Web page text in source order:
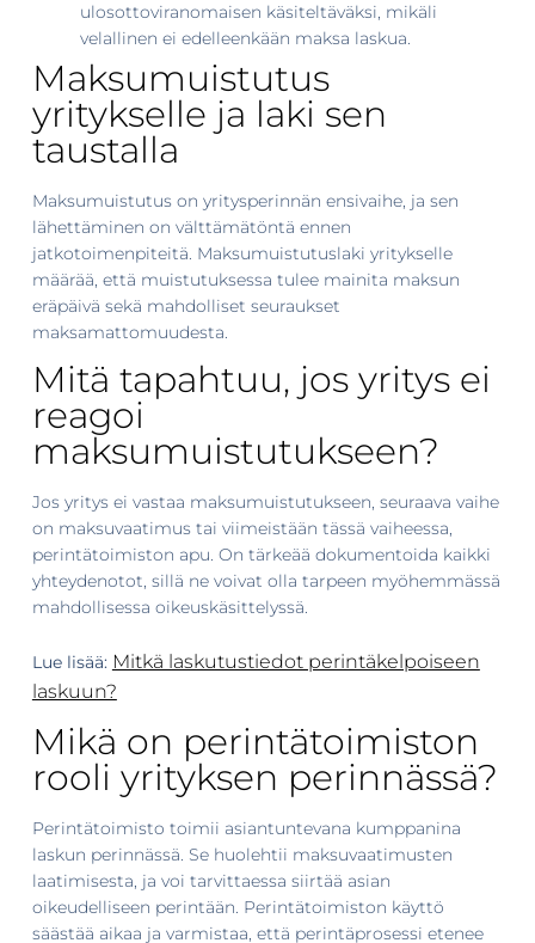
ulosottoviranomaisen käsiteltäväksi, mikäli
velallinen ei edelleenkään maksa laskua.
Maksumuistutus
yritykselle ja laki sen
taustalla
Maksumuistutus on yritysperinnän ensivaihe, ja sen
lähettäminen on välttämätöntä ennen
jatkotoimenpiteitä. Maksumuistutuslaki yritykselle
määrää, että muistutuksessa tulee mainita maksun
eräpäivä sekä mahdolliset seuraukset
maksamattomuudesta.
Mitä tapahtuu, jos yritys ei
reagoi
maksumuistutukseen?
Jos yritys ei vastaa maksumuistutukseen, seuraava vaihe
on maksuvaatimus tai viimeistään tässä vaiheessa,
perintätoimiston apu. On tärkeää dokumentoida kaikki
yhteydenotot, sillä ne voivat olla tarpeen myöhemmässä
mahdollisessa oikeuskäsittelyssä.
Lue lisää: Mitkä laskutustiedot perintäkelpoiseen
laskuun?
Mikä on perintätoimiston
rooli yrityksen perinnässä?
Perintätoimisto toimii asiantuntevana kumppanina
laskun perinnässä. Se huolehtii maksuvaatimusten
laatimisesta, ja voi tarvittaessa siirtää asian
oikeudelliseen perintään. Perintätoimiston käyttö
säästää aikaa ja varmistaa, että perintäprosessi etenee